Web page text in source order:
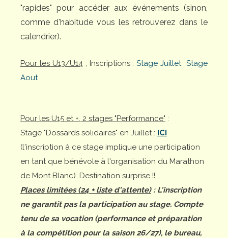
"rapides" pour accéder aux événements (sinon,
comme d'habitude vous les retrouverez dans le
calendrier).
Pour les U13/U14, Inscriptions :Stage Juillet Stage
Aout
Pour les U15 et +, 2 stages "Performance" :
Stage "Dossards solidaires" en Juillet : ICI
(l'inscription à ce stage implique une participation
en tant que bénévole à l'organisation du Marathon
de Mont Blanc). Destination surprise !!
Places limitées (24 + liste d'attente): L'inscription
ne garantit pas la participation au stage. Compte
tenu de sa vocation (performance et préparation
à la compétition pour la saison 26/27), le bureau,